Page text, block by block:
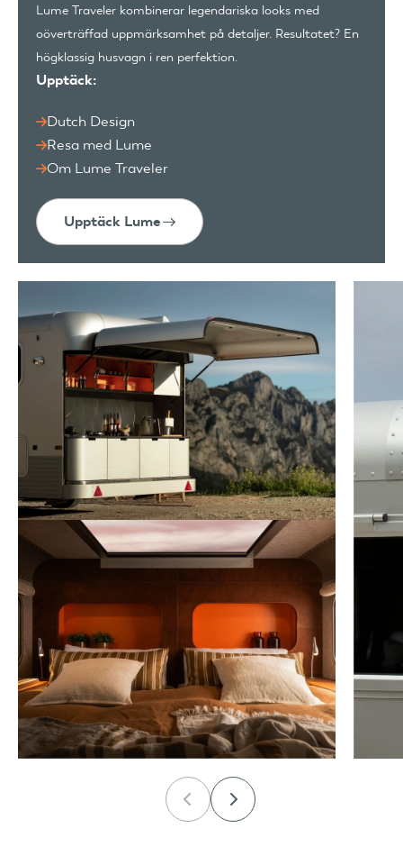
Lume Traveler kombinerar legendariska looks med
oöverträffad uppmärksamhet på detaljer. Resultatet? En
högklassig husvagn i ren perfektion.
Upptäck:
Dutch Design
Resa med Lume
Om Lume Traveler
Upptäck Lume